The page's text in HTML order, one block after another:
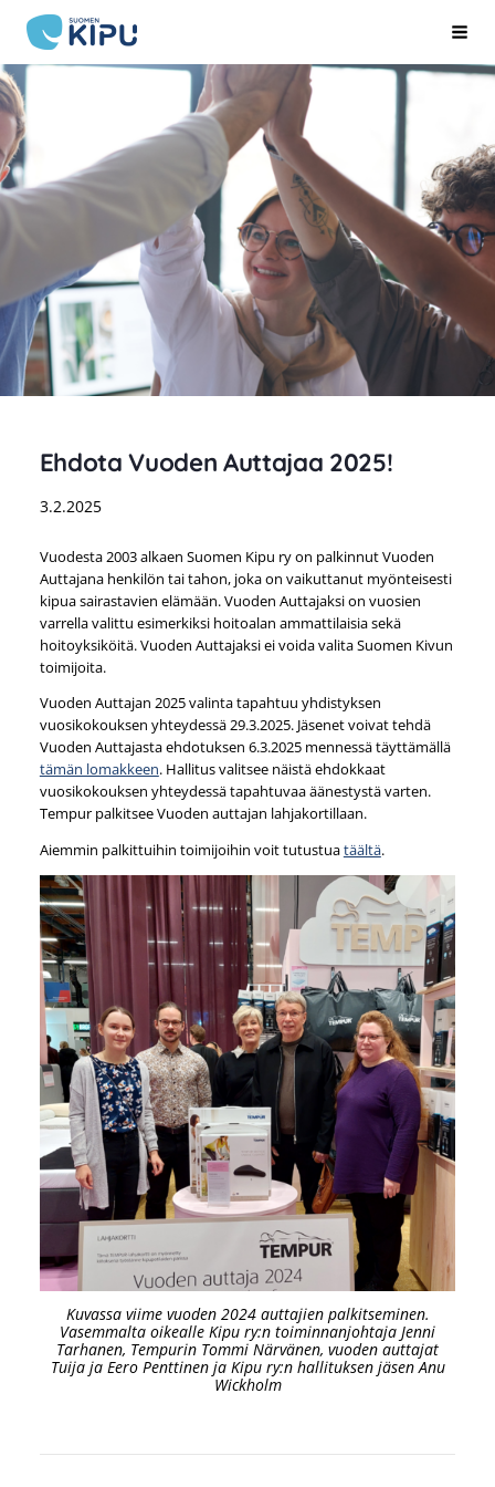
Siirry
sivun
sisältöön
Suomen Kipu ry
Ehdota Vuoden Auttajaa 2025!
3.2.2025
Vuodesta 2003 alkaen Suomen Kipu ry on palkinnut Vuoden
Auttajana henkilön tai tahon, joka on vaikuttanut myönteisesti
kipua sairastavien elämään. Vuoden Auttajaksi on vuosien
varrella valittu esimerkiksi hoitoalan ammattilaisia sekä
hoitoyksiköitä. Vuoden Auttajaksi ei voida valita Suomen Kivun
toimijoita.
Vuoden Auttajan 2025 valinta tapahtuu yhdistyksen
vuosikokouksen yhteydessä 29.3.2025. Jäsenet voivat tehdä
Vuoden Auttajasta ehdotuksen 6.3.2025 mennessä täyttämällä
tämän lomakkeen. Hallitus valitsee näistä ehdokkaat
vuosikokouksen yhteydessä tapahtuvaa äänestystä varten.
Tempur palkitsee Vuoden auttajan lahjakortillaan.
Aiemmin palkittuihin toimijoihin voit tutustuatäältä.
Kuvassa viime vuoden 2024 auttajien palkitseminen.
Vasemmalta oikealle Kipu ry:n toiminnanjohtaja Jenni
Tarhanen, Tempurin Tommi Närvänen, vuoden auttajat
Tuija ja Eero Penttinen ja Kipu ry:n hallituksen jäsen Anu
Wickholm